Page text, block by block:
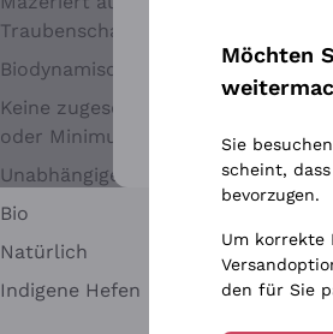
Traubenschalen
Biodynamisch
Keine zugesetzten Sulfite
oder Minimum
Unabhängige Weinbauern
Bio
Natürlich
Indigene Hefen
Weitere Informationen
Möchten
Sie
scheint,
bevorzugen.
Um korrekte
den für Sie